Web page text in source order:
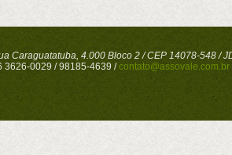
Caraguatatuba, 4.000 Bloco 2 / CEP 14078-548 /
3626-0029 / 98185-4639 /contato@assovale.com.br